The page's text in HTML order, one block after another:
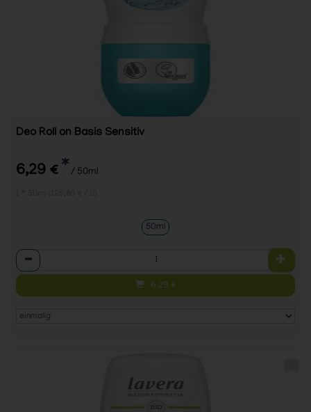
Deo Roll on Basis Sensitiv
6,29 € * / 50ml
50ml
Anzahl
6,29 €